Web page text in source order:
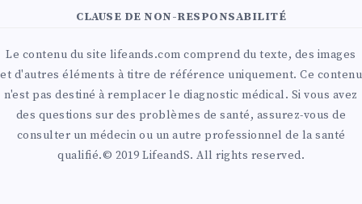
CLAUSE DE NON-RESPONSABILITÉ
Le contenu du site lifeands.com comprend du texte, des images
et d'autres éléments à titre de référence uniquement. Ce contenu
n'est pas destiné à remplacer le diagnostic médical. Si vous avez
des questions sur des problèmes de santé, assurez-vous de
consulter un médecin ou un autre professionnel de la santé
qualifié.© 2019 LifeandS. All rights reserved.